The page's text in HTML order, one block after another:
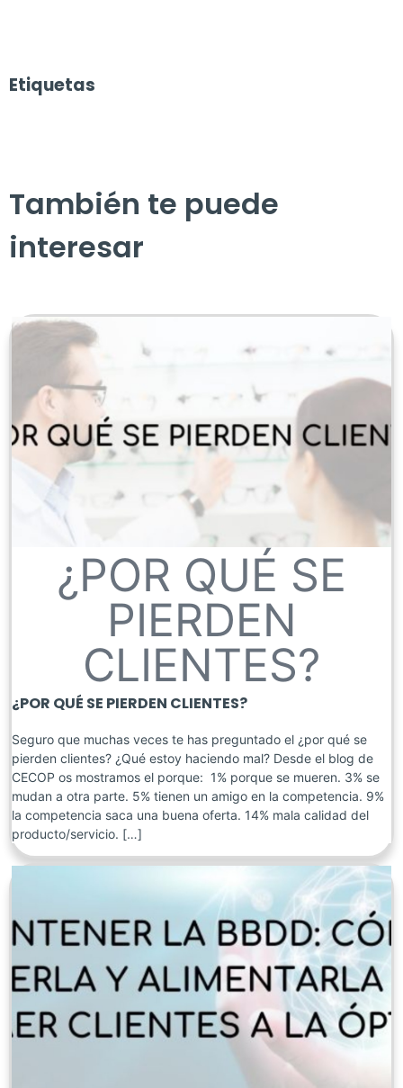
Etiquetas
También te puede
interesar
¿POR QUÉ SE
PIERDEN
CLIENTES?
¿POR QUÉ SE PIERDEN CLIENTES?
Seguro que muchas veces te has preguntado el ¿por qué se
pierden clientes? ¿Qué estoy haciendo mal? Desde el blog de
CECOP os mostramos el porque: 1% porque se mueren. 3% se
mudan a otra parte. 5% tienen un amigo en la competencia. 9%
la competencia saca una buena oferta. 14% mala calidad del
producto/servicio. […]